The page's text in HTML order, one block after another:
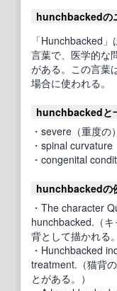
hunchbackedの
「Hunchbacked
言葉で、医学的な
がある。この言葉
場合に使われる。
hunchbackedと
・severe（重度の）
・spinal curvature
・congenital
hunchbackedの
・The character
hunchbacked.（
背として描かれる
・Hunchbacked
treatment.（猫背
とがある。）